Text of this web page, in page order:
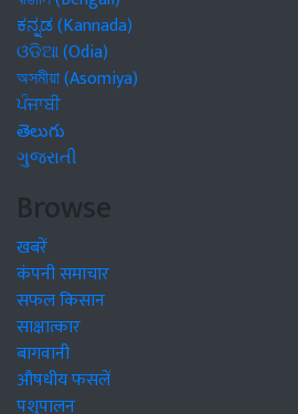
ಕನ್ನಡ (Kannada)
ଓଡିଆ (Odia)
অসমীয়া (Asomiya)
ਪੰਜਾਬੀ
తెలుగు
ગુજરાતી
Browse
खबरें
कंपनी समाचार
सफल किसान
साक्षात्कार
बागवानी
औषधीय फसलें
पशुपालन